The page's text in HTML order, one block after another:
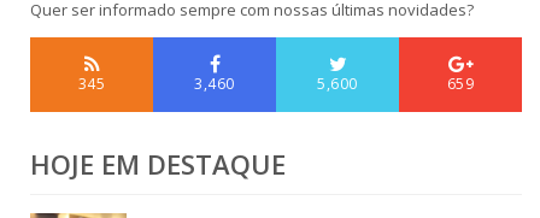
Quer ser informado sempre com nossas últimas novidades?
345 3,460 5,600 659
HOJE EM DESTAQUE